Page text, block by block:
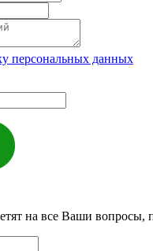
персональных данных
на все Ваши вопросы,